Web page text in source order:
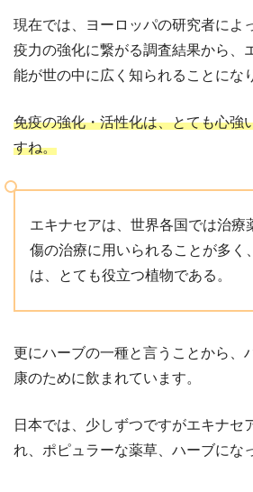
現在では、ヨーロッパの研究者によ
疫力の強化に繋がる調査結果から、
能が世の中に広く知られることにな
免疫の強化・活性化は、とても心強
すね。
エキナセアは、世界各国では治療
傷の治療に用いられることが多く
は、とても役立つ植物である。
更にハーブの一種と言うことから、
康のために飲まれています。
日本では、少しずつですがエキナセ
れ、ポピュラーな薬草、ハーブにな